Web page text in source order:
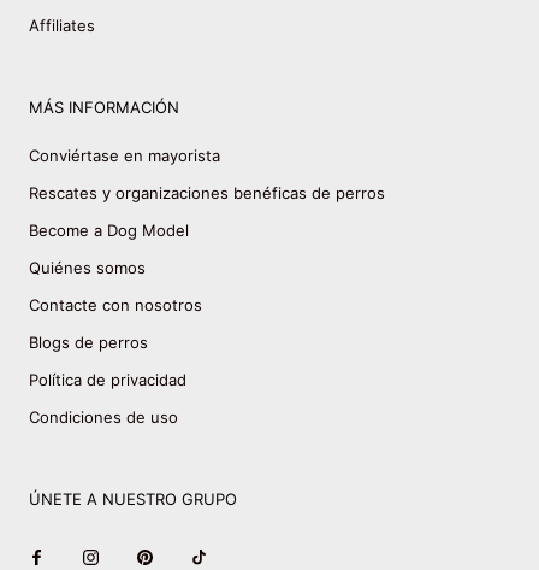
Affiliates
MÁS INFORMACIÓN
Conviértase en mayorista
Rescates y organizaciones benéficas de perros
Become a Dog Model
Quiénes somos
Contacte con nosotros
Blogs de perros
Política de privacidad
Condiciones de uso
ÚNETE A NUESTRO GRUPO